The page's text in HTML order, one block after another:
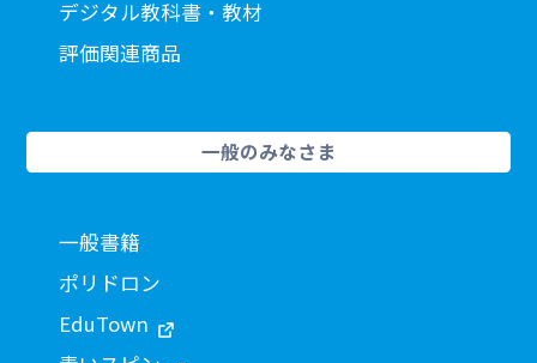
デジタル教科書・教材
評価関連商品
一般のみなさま
一般書籍
ポリドロン
EduTown